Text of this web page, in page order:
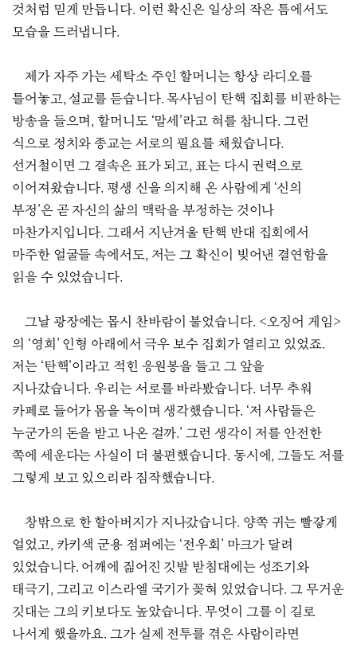
것처럼 믿게 만듭니다. 이런 확신은 일상의 작은 틈에서도
모습을 드러냅니다.
제가 자주 가는 세탁소 주인 할머니는 항상 라디오를
틀어놓고, 설교를 듣습니다. 목사님이 탄핵 집회를 비판하는
방송을 들으며, 할머니도 ‘말세’라고 혀를 찹니다. 그런
식으로 정치와 종교는 서로의 필요를 채웠습니다.
선거철이면 그 결속은 표가 되고, 표는 다시 권력으로
이어져왔습니다. 평생 신을 의지해 온 사람에게 ‘신의
부정’은 곧 자신의 삶의 맥락을 부정하는 것이나
마찬가지입니다. 그래서 지난겨울 탄핵 반대 집회에서
마주한 얼굴들 속에서도, 저는 그 확신이 빚어낸 결연함을
읽을 수 있었습니다.
그날 광장에는 몹시 찬바람이 불었습니다. <오징어 게임>
의 ‘영희’ 인형 아래에서 극우 보수 집회가 열리고 있었죠.
저는 ‘탄핵’이라고 적힌 응원봉을 들고 그 앞을
지나갔습니다. 우리는 서로를 바라봤습니다. 너무 추워
카페로 들어가 몸을 녹이며 생각했습니다. ‘저 사람들은
누군가의 돈을 받고 나온 걸까.’ 그런 생각이 저를 안전한
쪽에 세운다는 사실이 더 불편했습니다. 동시에, 그들도 저를
그렇게 보고 있으리라 짐작했습니다.
창밖으로 한 할아버지가 지나갔습니다. 양쪽 귀는 빨갛게
얼었고, 카키색 군용 점퍼에는 ‘전우회’ 마크가 달려
있었습니다. 어깨에 짊어진 깃발 받침대에는 성조기와
태극기, 그리고 이스라엘 국기가 꽂혀 있었습니다. 그 무거운
깃대는 그의 키보다도 높았습니다. 무엇이 그를 이 길로
나서게 했을까요. 그가 실제 전투를 겪은 사람이라면